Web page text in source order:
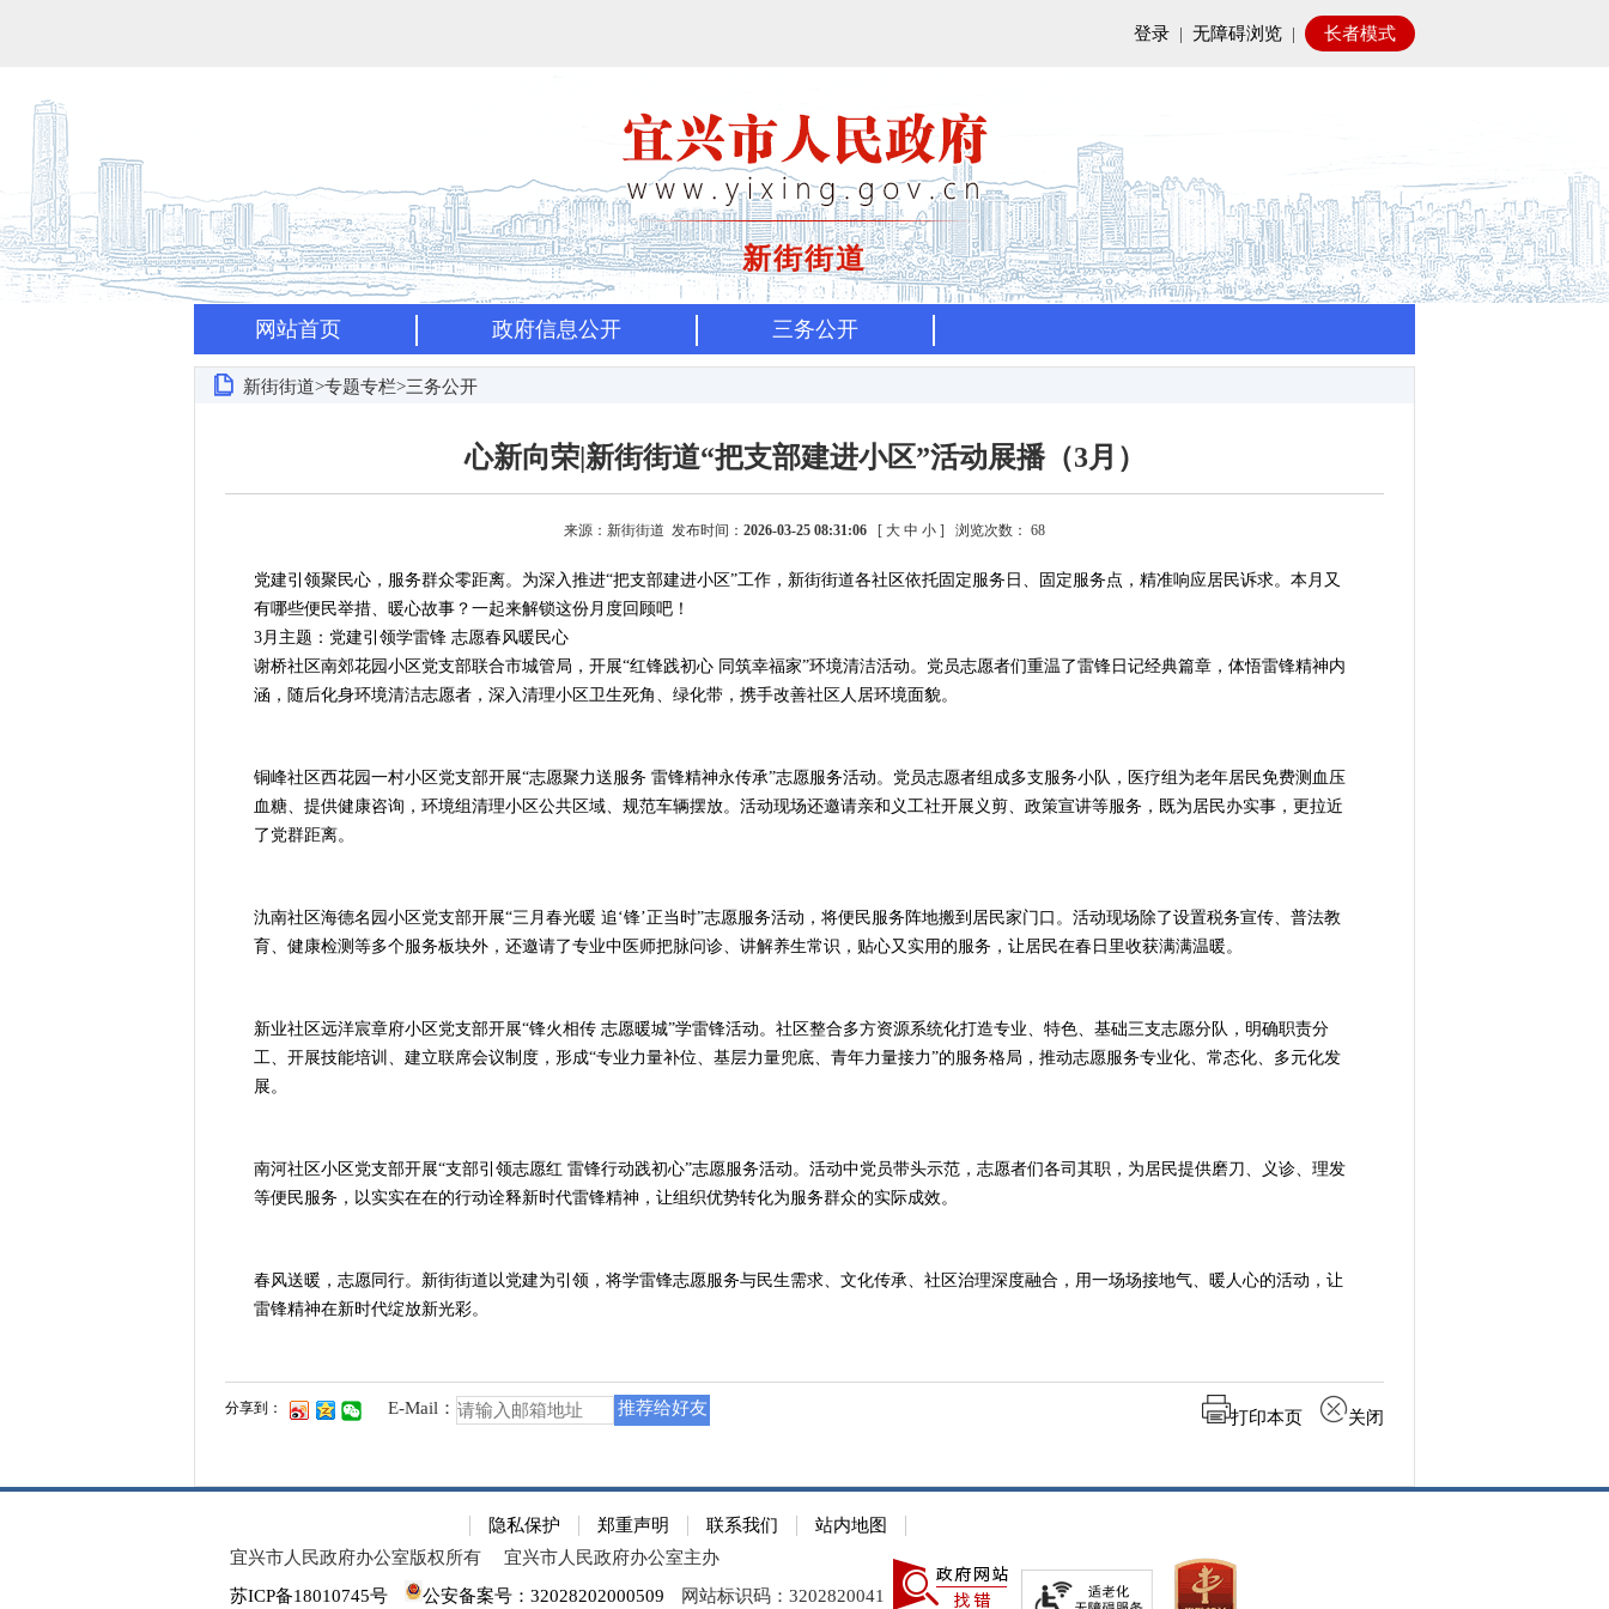
登录 | 无障碍浏览 | 长者模式
新街街道
网站首页 政府信息公开 三务公开
新街街道>专题专栏>三务公开
心新向荣|新街街道“把支部建进小区”活动展播（3月）
来源：新街街道 发布时间： 2026-03-25 08:31:06 [ 大 中 小 ] 浏览次数： 68
党建引领聚民心，服务群众零距离。为深入推进“把支部建进小区”工作，新街街道各社区依托固定服务日、固定服务点，精准响应居民诉求。本月又
有哪些便民举措、暖心故事？一起来解锁这份月度回顾吧！
3月主题：党建引领学雷锋 志愿春风暖民心
谢桥社区南郊花园小区党支部联合市城管局，开展“红锋践初心 同筑幸福家”环境清洁活动。党员志愿者们重温了雷锋日记经典篇章，体悟雷锋精神内
涵，随后化身环境清洁志愿者，深入清理小区卫生死角、绿化带，携手改善社区人居环境面貌。
铜峰社区西花园一村小区党支部开展“志愿聚力送服务 雷锋精神永传承”志愿服务活动。党员志愿者组成多支服务小队，医疗组为老年居民免费测血压
血糖、提供健康咨询，环境组清理小区公共区域、规范车辆摆放。活动现场还邀请亲和义工社开展义剪、政策宣讲等服务，既为居民办实事，更拉近
了党群距离。
氿南社区海德名园小区党支部开展“三月春光暖 追‘锋’正当时”志愿服务活动，将便民服务阵地搬到居民家门口。活动现场除了设置税务宣传、普法教
育、健康检测等多个服务板块外，还邀请了专业中医师把脉问诊、讲解养生常识，贴心又实用的服务，让居民在春日里收获满满温暖。
新业社区远洋宸章府小区党支部开展“锋火相传 志愿暖城”学雷锋活动。社区整合多方资源系统化打造专业、特色、基础三支志愿分队，明确职责分
工、开展技能培训、建立联席会议制度，形成“专业力量补位、基层力量兜底、青年力量接力”的服务格局，推动志愿服务专业化、常态化、多元化发
展。
南河社区小区党支部开展“支部引领志愿红 雷锋行动践初心”志愿服务活动。活动中党员带头示范，志愿者们各司其职，为居民提供磨刀、义诊、理发
等便民服务，以实实在在的行动诠释新时代雷锋精神，让组织优势转化为服务群众的实际成效。
春风送暖，志愿同行。新街街道以党建为引领，将学雷锋志愿服务与民生需求、文化传承、社区治理深度融合，用一场场接地气、暖人心的活动，让
雷锋精神在新时代绽放新光彩。
分享到： E-Mail： 推荐给好友 打印本页 关闭
隐私保护 郑重声明 联系我们
站内地图
宜兴市人民政府办公室版权所有
宜兴市人民政府办公室主办
苏ICP备18010745号
公安备案号：32028202000509 网站标识码：3202820041